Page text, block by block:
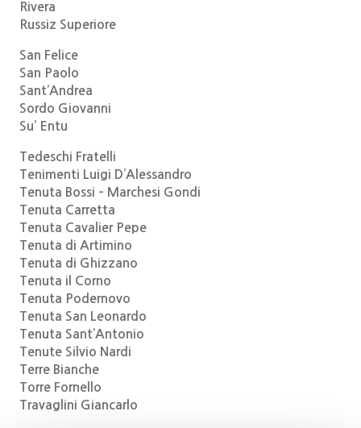
Rivera
Russiz Superiore
San Felice
San Paolo
Sant’Andrea
Sordo Giovanni
Su’ Entu
Tedeschi Fratelli
Tenimenti Luigi D’Alessandro
Tenuta Bossi – Marchesi Gondi
Tenuta Carretta
Tenuta Cavalier Pepe
Tenuta di Artimino
Tenuta di Ghizzano
Tenuta il Corno
Tenuta Podernovo
Tenuta San Leonardo
Tenuta Sant’Antonio
Tenute Silvio Nardi
Terre Bianche
Torre Fornello
Travaglini Giancarlo